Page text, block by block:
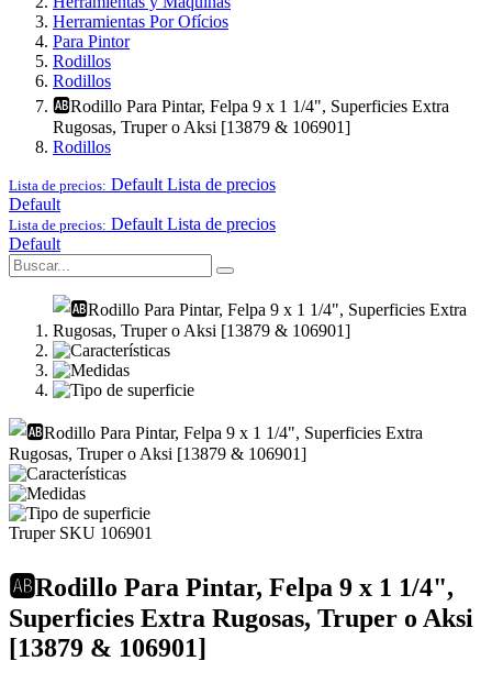
Herramientas Por Ofícios
Para Pintor
Rodillos
Rodillos
🆎Rodillo Para Pintar, Felpa 9 x 1 1/4", Superficies Extra
Rugosas, Truper o Aksi [13879 & 106901]
Rodillos
Lista de precios: Default Lista de precios
Default
Lista de precios: Default Lista de precios
Default
Truper SKU 106901
🆎Rodillo Para Pintar, Felpa 9 x 1 1/4",
Superficies Extra Rugosas, Truper o Aksi
[13879 & 106901]